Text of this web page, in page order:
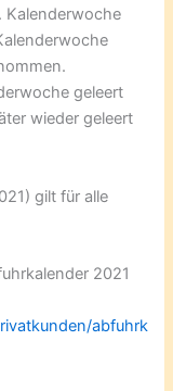
Kalenderwoche
geleert
wieder geleert
gilt für alle
2021
abfuhrk